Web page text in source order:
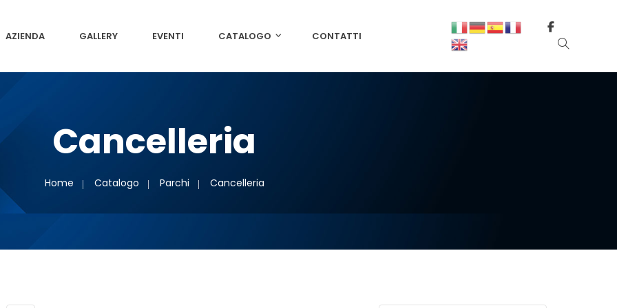
AZIENDA GALLERY EVENTI CATALOGO CONTATTI
Cancelleria
Home Catalogo Parchi Cancelleria